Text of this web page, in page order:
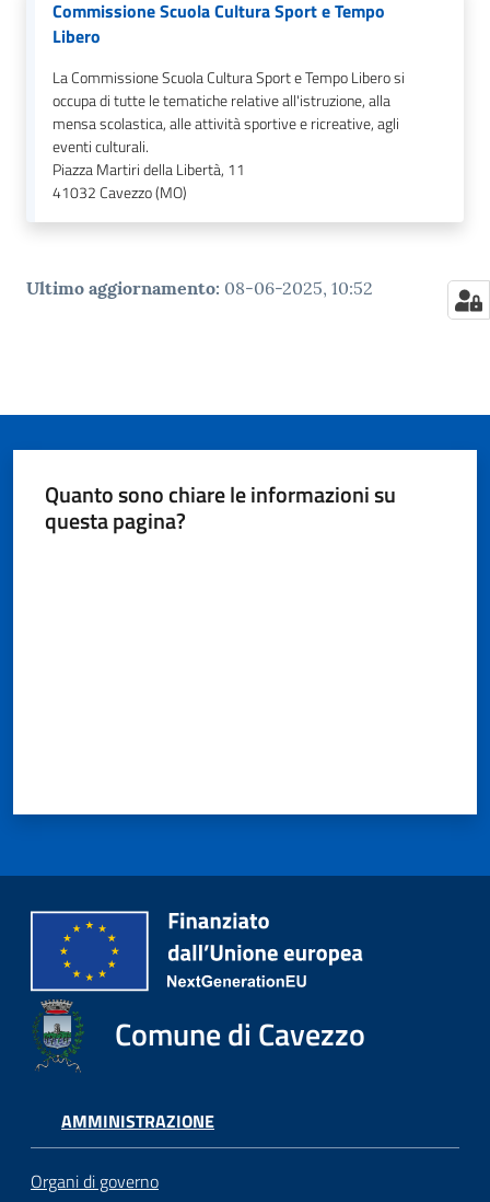
Commissione Scuola Cultura Sport e Tempo
Libero
La Commissione Scuola Cultura Sport e Tempo Libero si
occupa di tutte le tematiche relative all'istruzione, alla
mensa scolastica, alle attività sportive e ricreative, agli
eventi culturali.
Piazza Martiri della Libertà, 11
41032Cavezzo (MO)
Ultimo aggiornamento: 08-06-2025, 10:52
Quanto sono chiare le informazioni su
questa pagina?
Comune di Cavezzo
AMMINISTRAZIONE
Organi di governo